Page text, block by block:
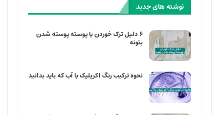
نوشته های جدید
۶ دلیل ترک خوردن یا پوسته پوسته شدن
بتونه
نحوه ترکیب رنگ اکریلیک با آب که باید بدانید